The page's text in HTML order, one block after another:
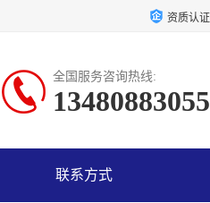
资质认证
全国服务咨询热线:
13480883055
联系方式